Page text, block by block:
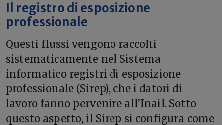
Il registro di esposizione
professionale
Questi flussi vengono raccolti
sistematicamente nel Sistema
informatico registri di esposizione
professionale (Sirep), che i datori di
lavoro fanno pervenire all’Inail. Sotto
questo aspetto, il Sirep si configura come